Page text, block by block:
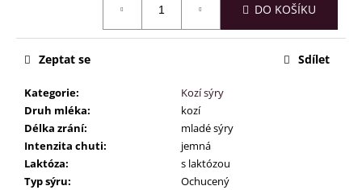
DO KOŠÍKU
Kategorie:
Kozí sýry
Druh mléka:
kozí
Délka zrání:
mladé sýry
Intenzita chuti:
jemná
Laktóza:
s laktózou
Typ sýru:
Ochucený
Zeptat se Sdílet